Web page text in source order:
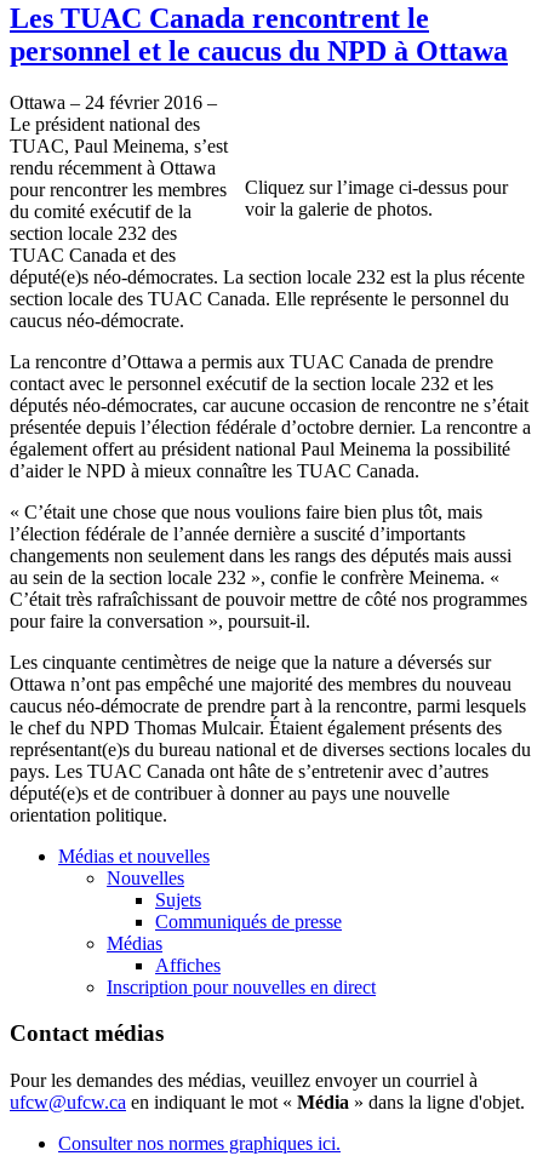
Les TUAC Canada rencontrent le
personnel et le caucus du NPD à Ottawa
Cliquez sur l’image ci-dessus pour
voir la galerie de photos.
Ottawa – 24 février 2016 –
Le président national des
TUAC, Paul Meinema, s’est
rendu récemment à Ottawa
pour rencontrer les membres
du comité exécutif de la
section locale 232 des
TUAC Canada et des
député(e)s néo-démocrates. La section locale 232 est la plus récente
section locale des TUAC Canada. Elle représente le personnel du
caucus néo-démocrate.
La rencontre d’Ottawa a permis aux TUAC Canada de prendre
contact avec le personnel exécutif de la section locale 232 et les
députés néo-démocrates, car aucune occasion de rencontre ne s’était
présentée depuis l’élection fédérale d’octobre dernier. La rencontre a
également offert au président national Paul Meinema la possibilité
d’aider le NPD à mieux connaître les TUAC Canada.
« C’était une chose que nous voulions faire bien plus tôt, mais
l’élection fédérale de l’année dernière a suscité d’importants
changements non seulement dans les rangs des députés mais aussi
au sein de la section locale 232 », confie le confrère Meinema. «
C’était très rafraîchissant de pouvoir mettre de côté nos programmes
pour faire la conversation », poursuit-il.
Les cinquante centimètres de neige que la nature a déversés sur
Ottawa n’ont pas empêché une majorité des membres du nouveau
caucus néo-démocrate de prendre part à la rencontre, parmi lesquels
le chef du NPD Thomas Mulcair. Étaient également présents des
représentant(e)s du bureau national et de diverses sections locales du
pays. Les TUAC Canada ont hâte de s’entretenir avec d’autres
député(e)s et de contribuer à donner au pays une nouvelle
orientation politique.
Médias et nouvelles
Nouvelles
Sujets
Communiqués de presse
Médias
Affiches
Inscription pour nouvelles en direct
Contact médias
Pour les demandes des médias, veuillez envoyer un courriel à
ufcw@ufcw.ca en indiquant le mot « Média » dans la ligne d'objet.
Consulter nos normes graphiques ici.